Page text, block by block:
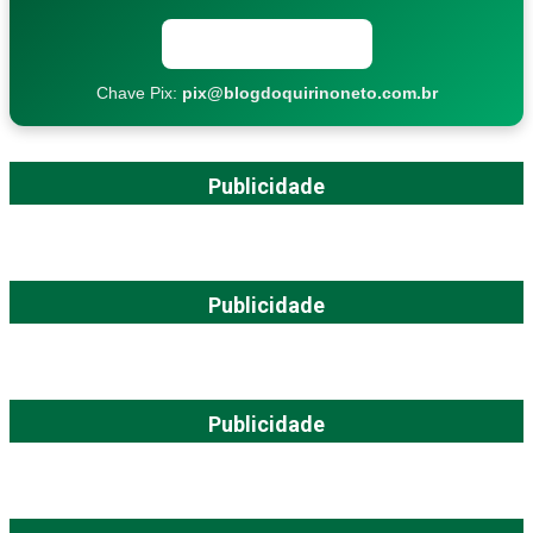
Chave Pix: pix@blogdoquirinoneto.com.br
Publicidade
Publicidade
Publicidade